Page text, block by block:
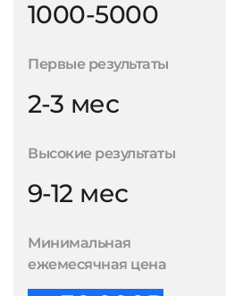
1000-5000
Первые результаты
2-3 мес
Высокие результаты
9-12 мес
Минимальная
ежемесячная цена